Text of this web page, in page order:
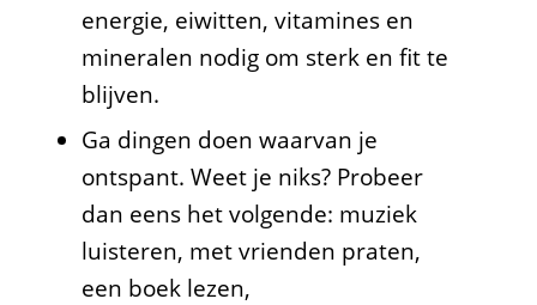
energie, eiwitten, vitamines en
mineralen nodig om sterk en fit te
blijven.
Ga dingen doen waarvan je
ontspant. Weet je niks? Probeer
dan eens het volgende: muziek
luisteren, met vrienden praten,
een boek lezen,